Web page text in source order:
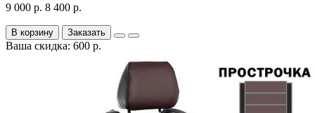
9 000 р. 8 400 р.
В корзину Заказать
Ваша скидка: 600 р.